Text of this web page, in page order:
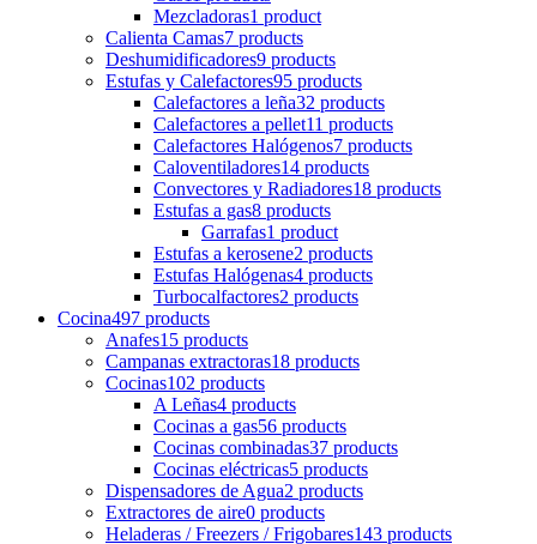
Mezcladoras1 product
Calienta Camas7 products
Deshumidificadores9 products
Estufas y Calefactores95 products
Calefactores a leña32 products
Calefactores a pellet11 products
Calefactores Halógenos7 products
Caloventiladores14 products
Convectores y Radiadores18 products
Estufas a gas8 products
Garrafas1 product
Estufas a kerosene2 products
Estufas Halógenas4 products
Turbocalfactores2 products
Cocina497 products
Anafes15 products
Campanas extractoras18 products
Cocinas102 products
A Leñas4 products
Cocinas a gas56 products
Cocinas combinadas37 products
Cocinas eléctricas5 products
Dispensadores de Agua2 products
Extractores de aire0 products
Heladeras / Freezers / Frigobares143 products